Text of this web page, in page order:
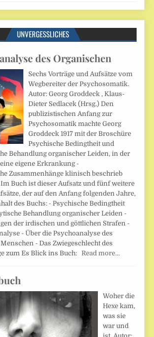
UNVERGESSLICHES
des Organischen
Sechs Vorträge und Aufsätze vom
Wegbereiter der Psychosomatik.
Autor: Georg Groddeck , Klaus-
Dieter Sedlacek (Hrsg.) Den
publizistischen Anfang zur
Psychosomatik machte Georg
Groddeck 1917 mit der Broschüre
Psychische Bedingtheit und
Behandlung organischer Leiden, in der
eigene Erkrankung -
Zusammenhänge klinisch beschrieb
Buch ist dieser Aufsatz und fünf weitere
der auf den Anfang folgenden Jahre,
des Buchs: - Psychische Bedingtheit
Behandlung organischer Leiden -
der irdischen und göttlichen Strafen -
- Über die Psychoanalyse des
- Das Zwiegeschlecht des
zum Es Blick ins Buch: Read more…
Woher die
Hexe kam,
was sie
war und